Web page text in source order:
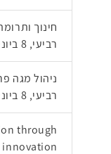
חינוך
רביעי, 8 ביוני 2016, 12:20
ניהול מגה
רביעי, 8 ביוני 2016, 15:30
through
innovation